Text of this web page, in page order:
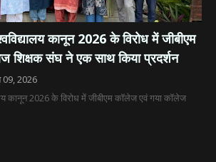
कानून 2026 के विरोध में जीबीएम
शिक्षक संघ ने एक साथ किया प्रदर्शन
09, 2026
कानून 2026 के विरोध में जीबीएम कॉलेज एवं गया कॉलेज